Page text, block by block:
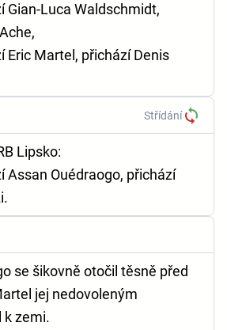
Gian-Luca Waldschmidt,
Eric Martel, přichází Denis
Střídání
Lipsko:
Assan Ouédraogo, přichází
se šikovně otočil těsně před
jej nedovoleným
k zemi.